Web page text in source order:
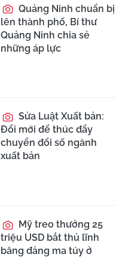
Quảng Ninh chuẩn bị
lên thành phố, Bí thư
Quảng Ninh chia sẻ
những áp lực
Sửa Luật Xuất bản:
Đổi mới để thúc đẩy
chuyển đổi số ngành
xuất bản
Mỹ treo thưởng 25
triệu USD bắt thủ lĩnh
băng đảng ma túy ở